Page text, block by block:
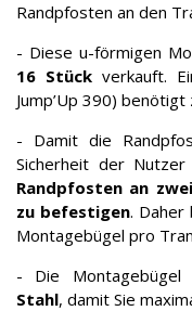
Randpfosten an den
- Diese u-förmigen
16 Stück verkauft.
Jump’Up 390)
- Damit die
Sicherheit der
Randpfosten an
zu befestigen. Daher
Montagebügel pro
- Die Montagebügel
Stahl, damit Sie